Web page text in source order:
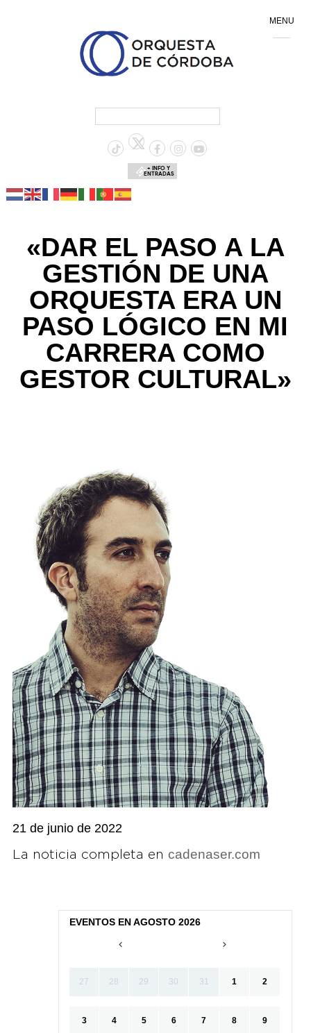
+ INFO Y
ENTRADAS
«DAR EL PASO A LA
GESTIÓN DE UNA
ORQUESTA ERA UN
PASO LÓGICO EN MI
CARRERA COMO
GESTOR CULTURAL»
21 de junio de 2022
La noticia completa en cadenaser.com
EVENTOS EN AGOSTO 2026
27 28 29 30 31 1 2
3 4 5 6 7 8 9
MENU